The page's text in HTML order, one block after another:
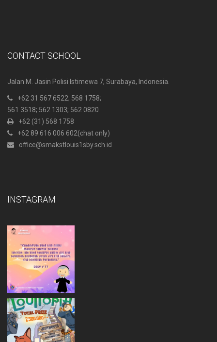
CONTACT SCHOOL
Jalan M. Jasin Polisi Istimewa 7, Surabaya, Indonesia.
+62 31 567 6522; 568 1758;
561 3518; 562 1303; 562 0820
+62 (31) 568 1758
+62 89 616 006 602(chat only)
office@smakstlouis1sby.sch.id
INSTAGRAM